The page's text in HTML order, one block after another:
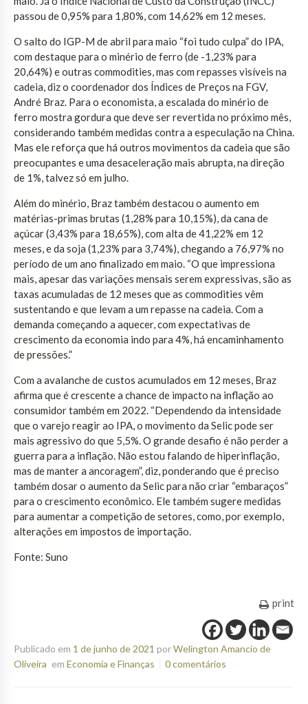
passou de 0,95% para 1,80%, com 14,62% em 12 meses.
O salto do IGP-M de abril para maio “foi tudo culpa” do IPA,
com destaque para o minério de ferro (de -1,23% para
20,64%) e outras commodities, mas com repasses visíveis na
cadeia, diz o coordenador dos Índices de Preços na FGV,
André Braz. Para o economista, a escalada do minério de
ferro mostra gordura que deve ser revertida no próximo mês,
considerando também medidas contra a especulação na China.
Mas ele reforça que há outros movimentos da cadeia que são
preocupantes e uma desaceleração mais abrupta, na direção
de 1%, talvez só em julho.
Além do minério, Braz também destacou o aumento em
matérias-primas brutas (1,28% para 10,15%), da cana de
açúcar (3,43% para 18,65%), com alta de 41,22% em 12
meses, e da soja (1,23% para 3,74%), chegando a 76,97% no
período de um ano finalizado em maio. “O que impressiona
mais, apesar das variações mensais serem expressivas, são as
taxas acumuladas de 12 meses que as commodities vêm
sustentando e que levam a um repasse na cadeia. Com a
demanda começando a aquecer, com expectativas de
crescimento da economia indo para 4%, há encaminhamento
de pressões.”
Com a avalanche de custos acumulados em 12 meses, Braz
afirma que é crescente a chance de impacto na inflação ao
consumidor também em 2022. “Dependendo da intensidade
que o varejo reagir ao IPA, o movimento da Selic pode ser
mais agressivo do que 5,5%. O grande desafio é não perder a
guerra para a inflação. Não estou falando de hiperinflação,
mas de manter a ancoragem”, diz, ponderando que é preciso
também dosar o aumento da Selic para não criar “embaraços”
para o crescimento econômico. Ele também sugere medidas
para aumentar a competição de setores, como, por exemplo,
alterações em impostos de importação.
Fonte: Suno
print
Publicado em 1 de junho de 2021 porWelington Amancio de
Oliveira em Economia e Finanças 0 comentários